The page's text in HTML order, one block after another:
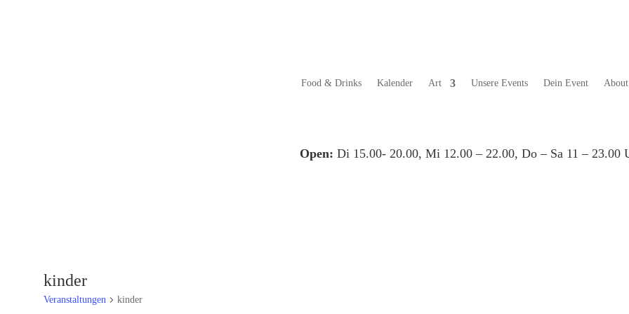
Food & Drinks Kalender Art Unsere Events Dein Event About
Open: Di 15.00- 20.00, Mi 12.00 – 22.00, Do – Sa 11 – 23.00
kinder
Veranstaltungen kinder